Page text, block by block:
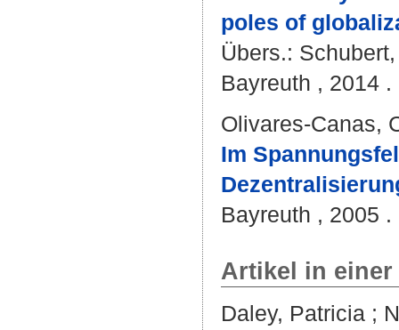
poles of
Übers.:
Bayreuth , 2014
Olivares-Canas,
Im
Bayreuth , 2005
Artikel in
Daley, Patricia ;